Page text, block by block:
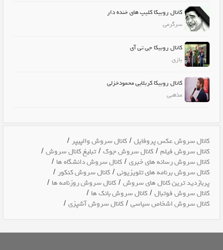
کانال روبیکا کلیپ های خنده دار
سرگرمی
کانال روبیکا جی تی آی
بازی
کانال روبیکا کربلایی محمودخزلی
مذهبی
کانال سروش عکس پروفایل /کانال سروش والپیپر /
کانال سروش فیلم /کانال سروش جوک /تبلیغ کانال سروش /
کانال سروش رسانه های خبری /کانال سروش دانشگاه ها /
کانال سروش برنامه های تلویزیونی /کانال سروش کنکور /
پربازدید ترین کانال های سروش /کانال سروش روزنامه ها /
کانال سروش فوتبال /کانال سروش بانک ها /
کانال سروش اشخاص سیاسی /کانال سروش آشپزی /